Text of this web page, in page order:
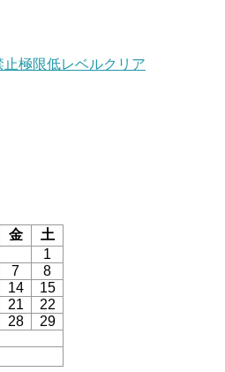
極限低レベルクリア
金 土
1
7
8
14
15
21
22
28
29